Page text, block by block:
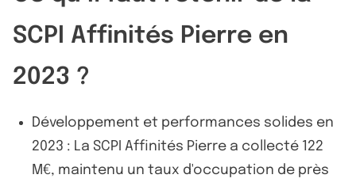
SCPI Affinités Pierre en
2023 ?
Développement et performances solides en
2023 : La SCPI Affinités Pierre a collecté 122
M€, maintenu un taux d'occupation de près